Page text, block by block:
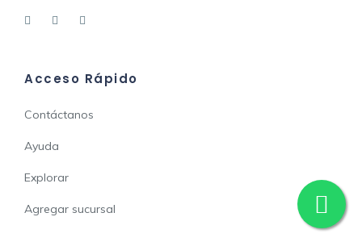
Acceso Rápido
Contáctanos
Ayuda
Explorar
Agregar sucursal